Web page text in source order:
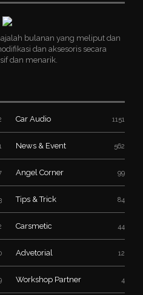
bulanan yang meliput dan
dan aksesoris secara
dan menarik.
Car Audio 1151
News & Event 562
Angel Corner 99
Tips & Trick 84
Carsmetic 44
Advetorial 12
Workshop Partner 4